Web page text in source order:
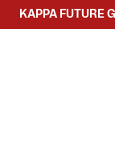
KAPPA FUTURE